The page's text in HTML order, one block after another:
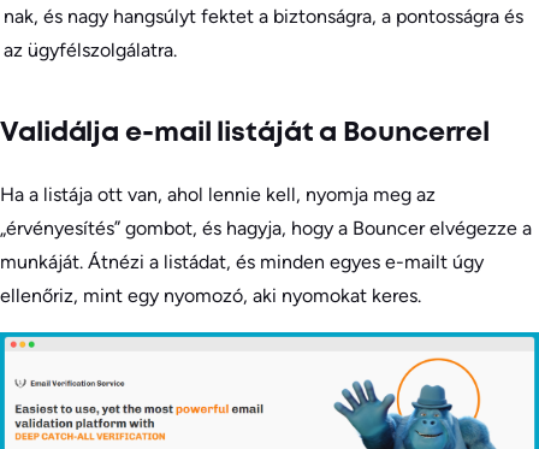
nak, és nagy hangsúlyt fektet a biztonságra, a pontosságra és
az ügyfélszolgálatra.
Validálja e-mail listáját a Bouncerrel
Ha a listája ott van, ahol lennie kell, nyomja meg az
„érvényesítés” gombot, és hagyja, hogy a Bouncer elvégezze a
munkáját. Átnézi a listádat, és minden egyes e-mailt úgy
ellenőriz, mint egy nyomozó, aki nyomokat keres.